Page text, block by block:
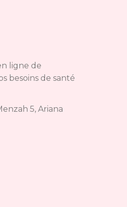
ligne de
besoins de santé
5, Ariana